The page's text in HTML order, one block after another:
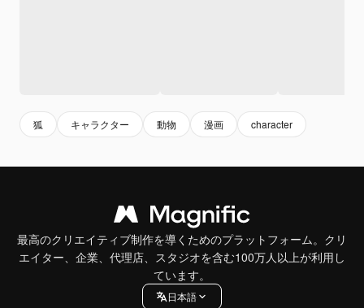
狐 キャラクター 動物 漫画 character
最高のクリエイティブ制作を導くためのプラットフォーム。クリ
エイター、企業、代理店、スタジオを含む100万人以上が利用し
ています。
日本語